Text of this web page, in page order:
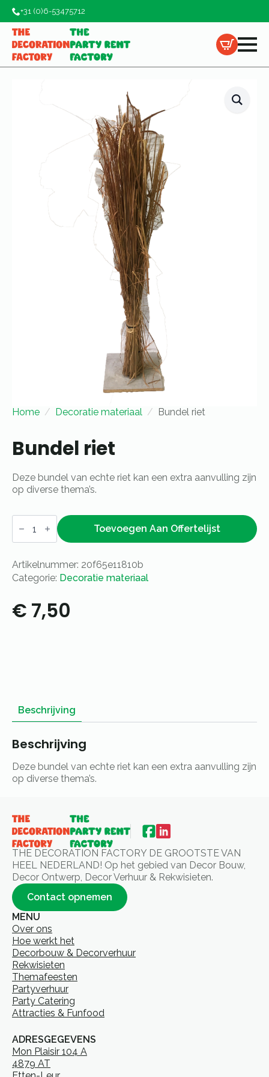
+31 (0)6-53475712
Home Decoratie materiaal Bundel riet
Bundel riet
Deze bundel van echte riet kan een extra aanvulling zijn
op diverse thema’s.
Bundel
riet
Toevoegen Aan Offertelijst
Artikelnummer: 20f65e11810b
Categorie: Decoratie materiaal
€ 7,50
Beschrijving
Beschrijving
Deze bundel van echte riet kan een extra aanvulling zijn
op diverse thema’s.
THE DECORATION FACTORY DE GROOTSTE VAN
HEEL NEDERLAND! Op het gebied van Decor Bouw,
Decor Ontwerp, Decor Verhuur & Rekwisieten.
Contact opnemen
MENU
Over ons
Hoe werkt het
Decorbouw & Decorverhuur
Rekwisieten
Themafeesten
Partyverhuur
Party Catering
Attracties & Funfood
ADRESGEGEVENS
Mon Plaisir 104 A
4879 AT